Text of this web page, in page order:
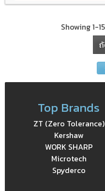
Showing 1-
Top Brands
ZT (Zero Tolerance)
Kershaw
WORK SHARP
Microtech
Spyderco